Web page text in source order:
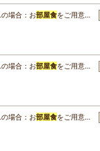
場合：お部屋食をご用意…
場合：お部屋食をご用意…
場合：お部屋食をご用意…